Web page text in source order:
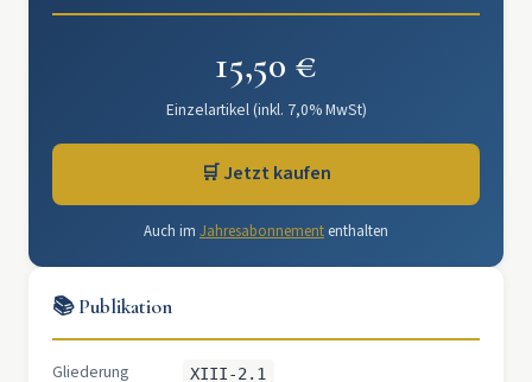
15,50 €
Einzelartikel (inkl. 7,0% MwSt)
🛒 Jetzt kaufen
Auch im Jahresabonnement enthalten
📚 Publikation
Gliederung XIII-2.1